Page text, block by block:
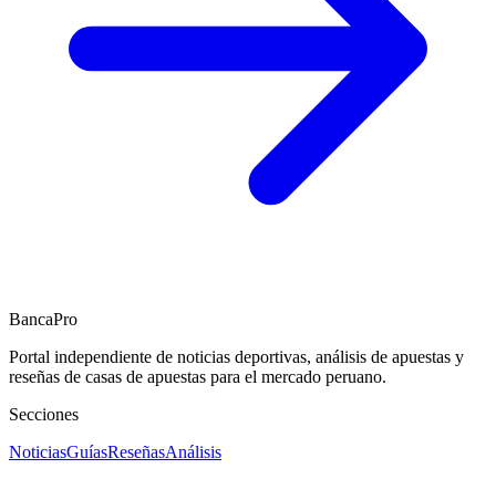
BancaPro
Portal independiente de noticias deportivas, análisis de apuestas y
reseñas de casas de apuestas para el mercado peruano.
Secciones
NoticiasGuíasReseñasAnálisis